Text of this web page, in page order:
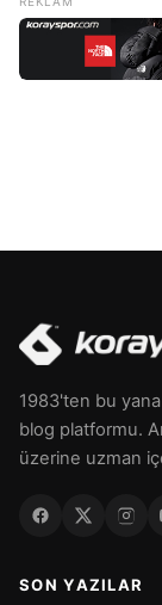
1983'ten bu
blog platformu.
üzerine uzman
SON YAZILAR